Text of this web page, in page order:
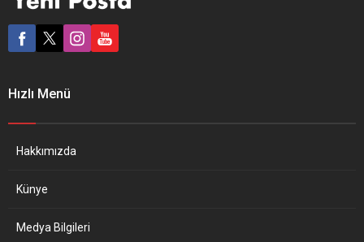
Hızlı Menü
Hakkımızda
Künye
Medya Bilgileri